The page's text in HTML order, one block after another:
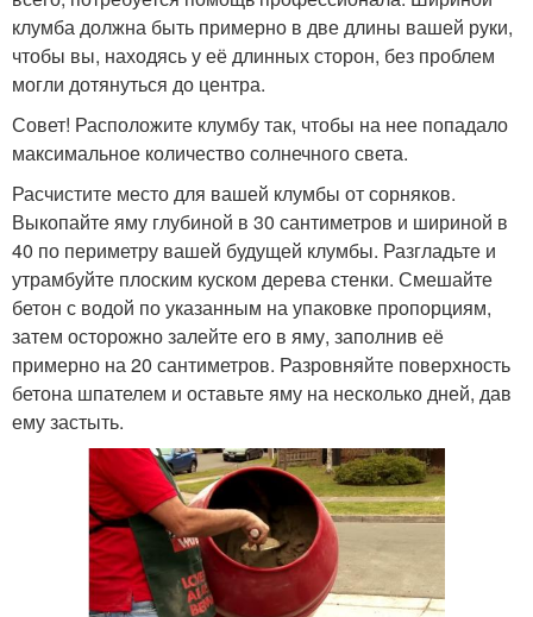
клумба должна быть примерно в две длины вашей руки,
чтобы вы, находясь у её длинных сторон, без проблем
могли дотянуться до центра.
Совет! Расположите клумбу так, чтобы на нее попадало
максимальное количество солнечного света.
Расчистите место для вашей клумбы от сорняков.
Выкопайте яму глубиной в 30 сантиметров и шириной в
40 по периметру вашей будущей клумбы. Разгладьте и
утрамбуйте плоским куском дерева стенки. Смешайте
бетон с водой по указанным на упаковке пропорциям,
затем осторожно залейте его в яму, заполнив её
примерно на 20 сантиметров. Разровняйте поверхность
бетона шпателем и оставьте яму на несколько дней, дав
ему застыть.